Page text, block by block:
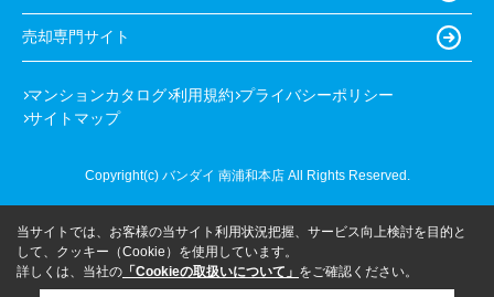
売却専門サイト
マンションカタログ 利用規約 プライバシーポリシー
サイトマップ
Copyright(c) バンダイ 南浦和本店 All Rights Reserved.
当サイトでは、お客様の当サイト利用状況把握、サービス向上検討を目的と
して、クッキー（Cookie）を使用しています。
詳しくは、当社の 「Cookieの取扱いについて」 をご確認ください。